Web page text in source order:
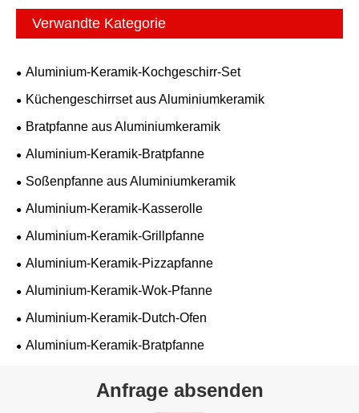
Verwandte Kategorie
Aluminium-Keramik-Kochgeschirr-Set
Küchengeschirrset aus Aluminiumkeramik
Bratpfanne aus Aluminiumkeramik
Aluminium-Keramik-Bratpfanne
Soßenpfanne aus Aluminiumkeramik
Aluminium-Keramik-Kasserolle
Aluminium-Keramik-Grillpfanne
Aluminium-Keramik-Pizzapfanne
Aluminium-Keramik-Wok-Pfanne
Aluminium-Keramik-Dutch-Ofen
Aluminium-Keramik-Bratpfanne
Anfrage absenden